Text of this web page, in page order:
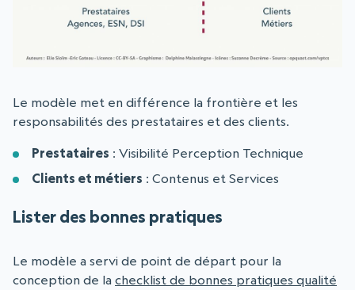
Le modèle met en différence la frontière et les
responsabilités des prestataires et des clients.
Prestataires : Visibilité Perception Technique
Clients et métiers : Contenus et Services
Lister des bonnes pratiques
Le modèle a servi de point de départ pour la
conception de la checklist de bonnes pratiques qualité